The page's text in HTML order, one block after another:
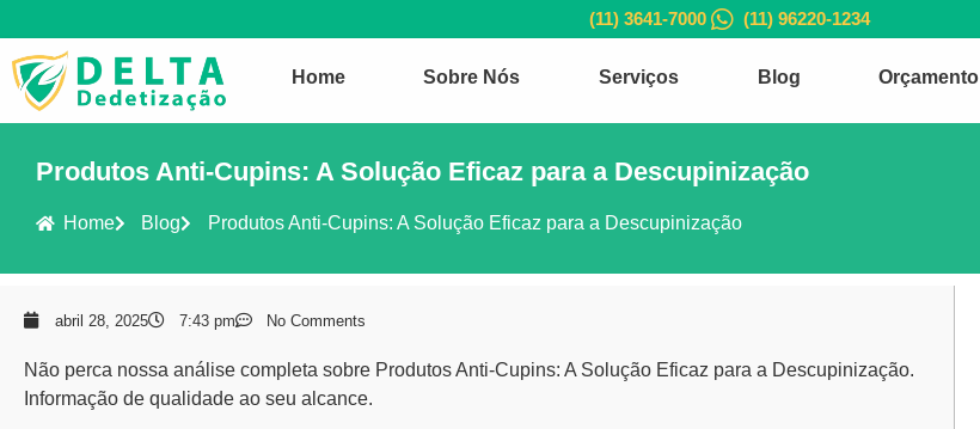
(11) 3641-7000 (11) 96220-1234
Home Sobre Nós Serviços Blog Orçamento
Produtos Anti-Cupins: A Solução Eficaz para a Descupinização
Home Blog Produtos Anti-Cupins: A Solução Eficaz para a Descupinização
abril 28, 2025 7:43 pm No Comments
Não perca nossa análise completa sobre Produtos Anti-Cupins: A Solução Eficaz para a Descupinização.
Informação de qualidade ao seu alcance.